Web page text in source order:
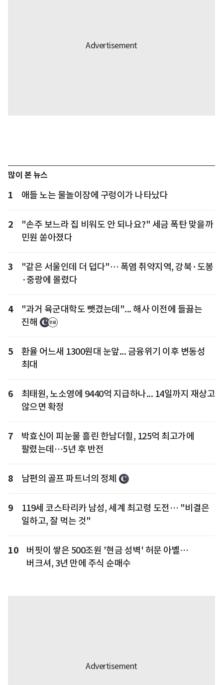
많이 본 뉴스
1 애들 노는 물놀이장에 구렁이가 나타났다
2
"손주 보느라 집 비워도 안 되나요?" 세금 폭탄 맞을까
민원 쏟아졌다
3
"같은 서울인데 더 덥다"… 폭염 취약지역, 강북·도봉
·중랑에 몰렸다
4
"과거 육군대학도 뺏겼는데"... 해사 이전에 들끓는
진해
5
환율 어느새 1300원대 눈앞... 금융위기 이후 변동성
최대
6
최태원, 노소영에 9440억 지급하나... 14일까지 재상고
않으면 확정
7
박효신이 피눈물 흘린 한남더힐, 125억 최고가에
팔렸는데…5년 후 반전
8 남편의 골프 파트너의 정체
9
119세 코스타리카 남성, 세계 최고령 도전… "비결은
일하고, 잘 먹는 것"
10
버핏이 쌓은 500조원 '현금 성벽' 허문 아벨…
버크셔, 3년 만에 주식 순매수